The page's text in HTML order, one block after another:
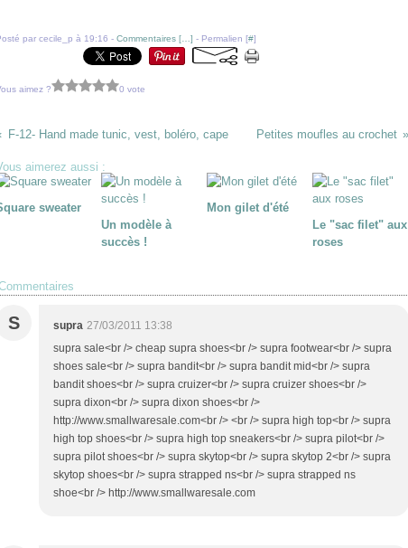
par cecile_p à 19:16 - Commentaires [ ] - Permalien [#]
aimez ? 0 vote
F-12- Hand made tunic, vest, boléro, cape Petites moufles au crochet
aimerez aussi :
sweater
Un modèle à
succès !
Mon gilet d'été
Le "sac filet" aux
roses
S supra 27/03/2011 13:38
supra sale<br /> cheap supra shoes<br /> supra footwear<br /> supra
shoes sale<br /> supra bandit<br /> supra bandit mid<br /> supra
bandit shoes<br /> supra cruizer<br /> supra cruizer shoes<br />
supra dixon<br /> supra dixon shoes<br />
http://www.smallwaresale.com<br /> <br /> supra high top<br /> supra
high top shoes<br /> supra high top sneakers<br /> supra pilot<br />
supra pilot shoes<br /> supra skytop<br /> supra skytop 2<br /> supra
skytop shoes<br /> supra strapped ns<br /> supra strapped ns
shoe<br /> http://www.smallwaresale.com